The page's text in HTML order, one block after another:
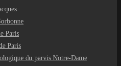
Paris
Paris
du parvis Notre-Dame